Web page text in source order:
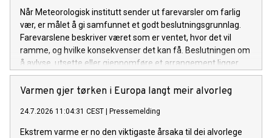
Når Meteorologisk institutt sender ut farevarsler om farlig
vær, er målet å gi samfunnet et godt beslutningsgrunnlag.
Farevarslene beskriver været som er ventet, hvor det vil
ramme, og hvilke konsekvenser det kan få. Beslutningen om
å avlyse, utsette eller gjennomføre et arrangement ligger
hos arrangøren.
Varmen gjer tørken i Europa langt meir alvorleg
24.7.2026 11:04:31 CEST Pressemelding
Ekstrem varme er no den viktigaste årsaka til dei alvorlege